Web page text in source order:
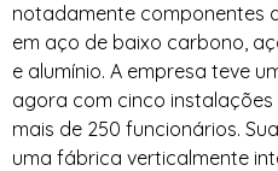
notadamente componentes
em aço de baixo carbono,
e alumínio. A empresa teve
agora com cinco instalações
mais de 250 funcionários.
uma fábrica verticalmente